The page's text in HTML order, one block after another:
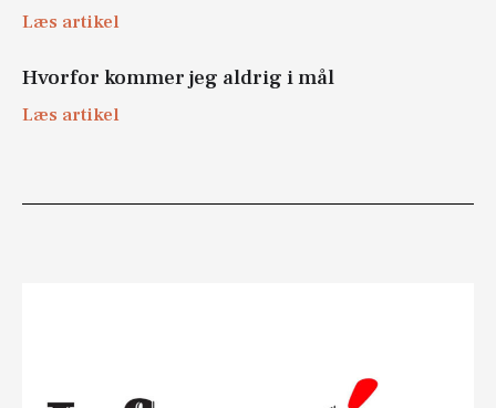
Læs artikel
Hvorfor kommer jeg aldrig i mål
Læs artikel